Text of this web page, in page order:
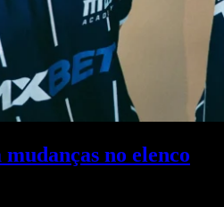
no elenco